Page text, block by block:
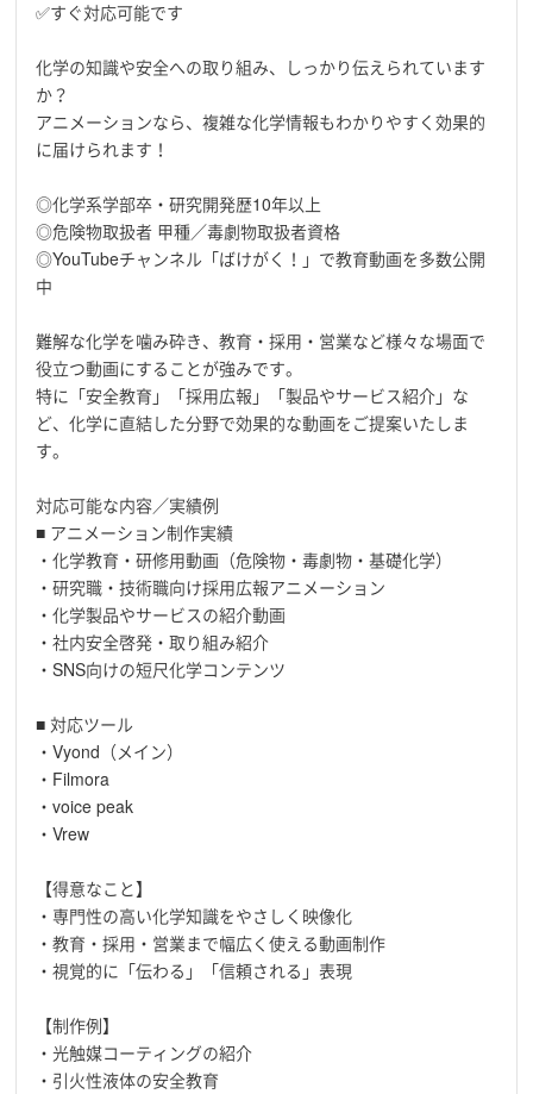
✅すぐ対応可能です
化学の知識や安全への取り組み、しっかり伝えられています
か？
アニメーションなら、複雑な化学情報もわかりやすく効果的
に届けられます！
◎化学系学部卒・研究開発歴10年以上
◎危険物取扱者 甲種／毒劇物取扱者資格
◎YouTubeチャンネル「ばけがく！」で教育動画を多数公開
中
難解な化学を噛み砕き、教育・採用・営業など様々な場面で
役立つ動画にすることが強みです。
特に「安全教育」「採用広報」「製品やサービス紹介」な
ど、化学に直結した分野で効果的な動画をご提案いたしま
す。
対応可能な内容／実績例
■ アニメーション制作実績
・化学教育・研修用動画（危険物・毒劇物・基礎化学）
・研究職・技術職向け採用広報アニメーション
・化学製品やサービスの紹介動画
・社内安全啓発・取り組み紹介
・SNS向けの短尺化学コンテンツ
■ 対応ツール
・Vyond（メイン）
・Filmora
・voice peak
・Vrew
【得意なこと】
・専門性の高い化学知識をやさしく映像化
・教育・採用・営業まで幅広く使える動画制作
・視覚的に「伝わる」「信頼される」表現
【制作例】
・光触媒コーティングの紹介
・引火性液体の安全教育